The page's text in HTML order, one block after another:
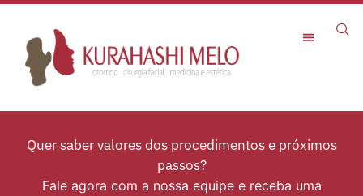
Quer saber valores dos procedimentos e próximos
passos?
Fale agora com a nossa equipe e receba uma